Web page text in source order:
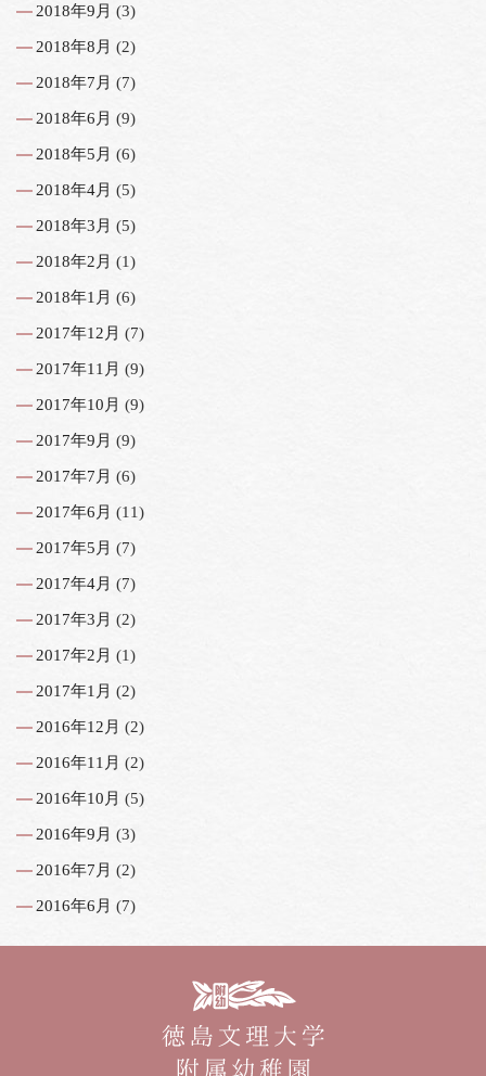
2018年9月 (3)
2018年8月 (2)
2018年7月 (7)
2018年6月 (9)
2018年5月 (6)
2018年4月 (5)
2018年3月 (5)
2018年2月 (1)
2018年1月 (6)
2017年12月 (7)
2017年11月 (9)
2017年10月 (9)
2017年9月 (9)
2017年7月 (6)
2017年6月 (11)
2017年5月 (7)
2017年4月 (7)
2017年3月 (2)
2017年2月 (1)
2017年1月 (2)
2016年12月 (2)
2016年11月 (2)
2016年10月 (5)
2016年9月 (3)
2016年7月 (2)
2016年6月 (7)